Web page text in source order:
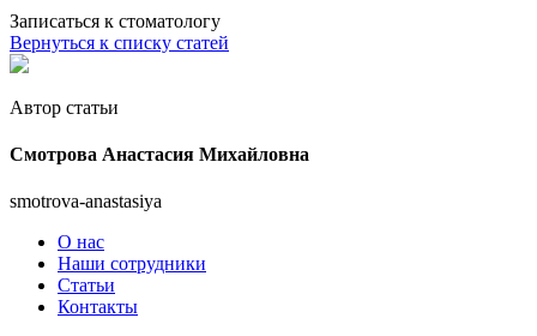
Записаться к стоматологу
Вернуться к списку статей
Автор статьи
Смотрова Анастасия Михайловна
smotrova-anastasiya
О нас
Наши сотрудники
Статьи
Контакты